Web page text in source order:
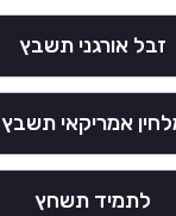
זבל אורגני תשבץ
אמריקאי תשבץ
לתמיד תשחץ